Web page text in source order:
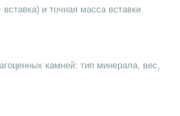
и точная масса вставки
камней: тип минерала, вес,